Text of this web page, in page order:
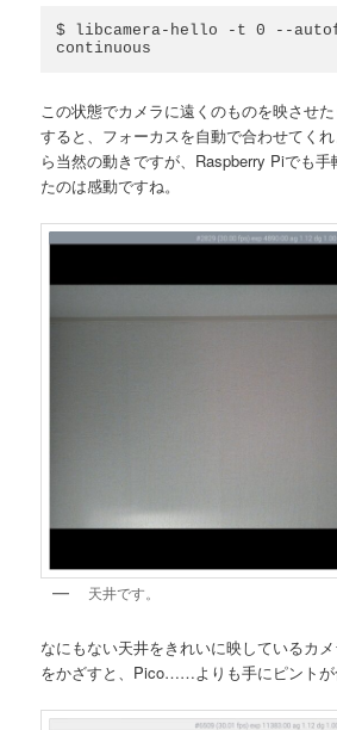
$ libcamera-hello -t 0 --
この状態でカメラに遠くのものを映させ
すると、フォーカスを自動で合わせてく
ら当然の動きですが、Raspberry Piでも
たのは感動ですね。
天井です。
なにもない天井をきれいに映しているカ
をかざすと、Pico……よりも手にピントが